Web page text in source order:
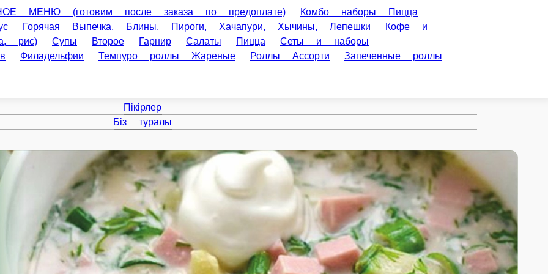
Пікірлер
Біз туралы
после заказа по предоплате) Комбо наборы Пицца +Роллы
Вкусные
Пироги, Хачапури, Хычины, Лепешки Кофе и чай Фастфуд
WOK КОРОБОЧКА (лапша,
Сеты и наборы роллов Акционные сеты, наборы роллов Филадельфии
Темпуро роллы
Классические маки роллы